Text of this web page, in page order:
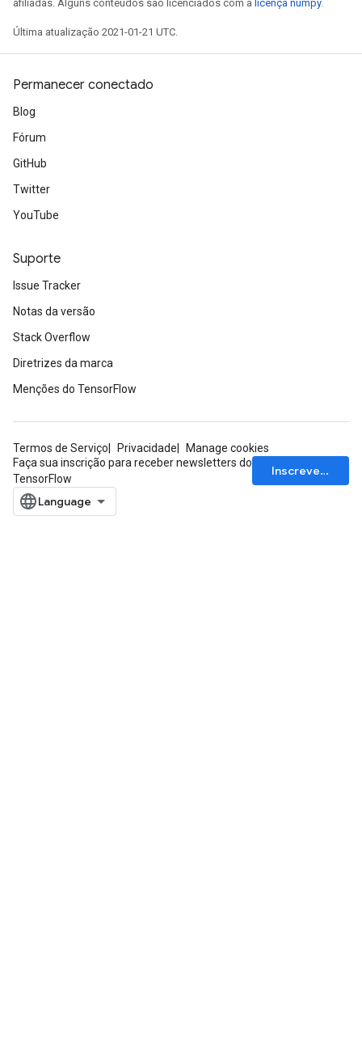
afiliadas. Alguns conteúdos são licenciados com a licença numpy.
Última atualização 2021-01-21 UTC.
Permanecer conectado
Blog
Fórum
GitHub
Twitter
YouTube
Suporte
Issue Tracker
Notas da versão
Stack Overflow
Diretrizes da marca
Menções do TensorFlow
Termos de Serviço Privacidade
Manage cookies
Faça sua inscrição para receber newsletters do
TensorFlow
Inscrever-se